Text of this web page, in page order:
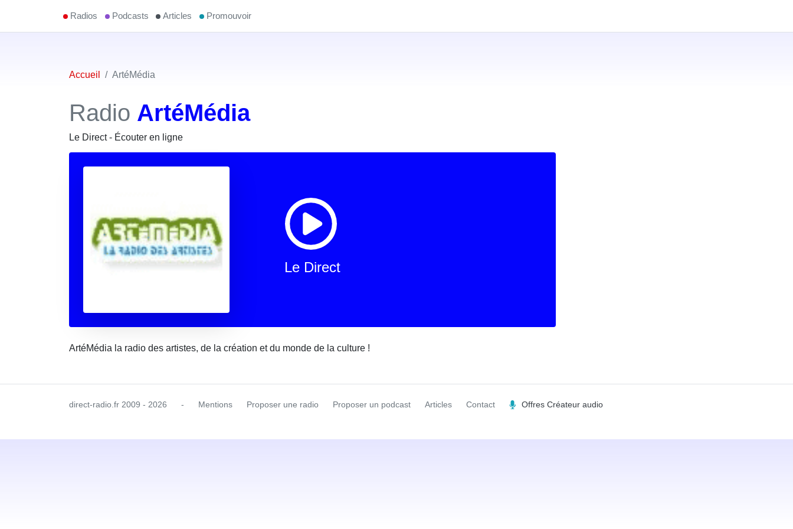
Radios Podcasts Articles Promouvoir
Accueil ArtéMédia
Radio ArtéMédia
Le Direct - Écouter en ligne
Le Direct
ArtéMédia la radio des artistes, de la création et du monde de la culture !
direct-radio.fr 2009 - 2026 - Mentions Proposer une radio Proposer un podcast Articles Contact Offres Créateur audio